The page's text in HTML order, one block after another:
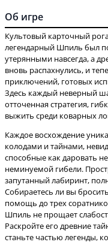
Об игре
Культовый карточный
легендарный Шпиль был
утерянными навсегда, а
вновь распахнулись, и
приключений, готовых
Здесь каждый неверный
отточенная стратегия,
Каждое восхождение
колодами и тайнами,
способные как даровать
неминуемой гибели.
запутанный лабиринт,
Собираетесь ли вы
помощь до трех
Шпиль не прощает
Раскройте его древние
станьте частью легенды,